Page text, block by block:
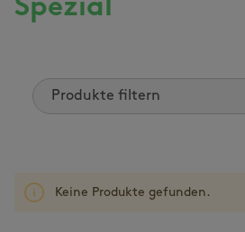
Spezial
Produkte filtern
Keine Produkte gefunden.